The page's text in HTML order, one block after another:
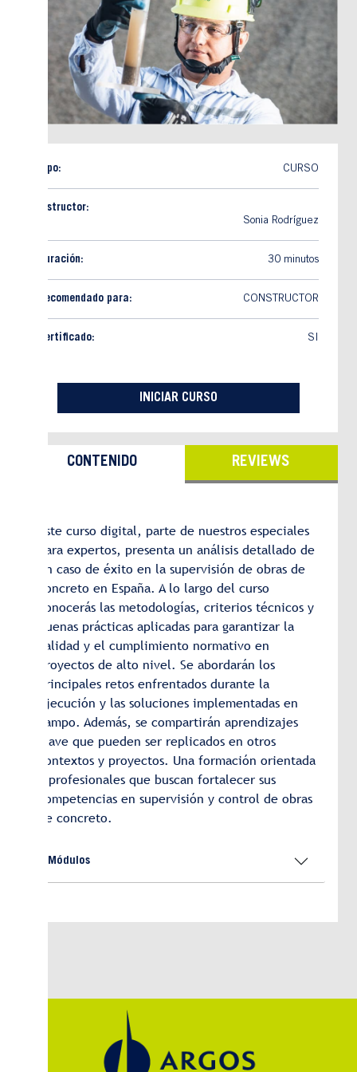
Tipo: CURSO
Instructor:
Sonia Rodríguez
Duración: 30 minutos
Recomendado para: CONSTRUCTOR
Certificado: SI
INICIAR CURSO
CONTENIDO REVIEWS
Este curso digital, parte de nuestros especiales
para expertos, presenta un análisis detallado de
un caso de éxito en la supervisión de obras de
concreto en España. A lo largo del curso
conocerás las metodologías, criterios técnicos y
buenas prácticas aplicadas para garantizar la
calidad y el cumplimiento normativo en
proyectos de alto nivel. Se abordarán los
principales retos enfrentados durante la
ejecución y las soluciones implementadas en
campo. Además, se compartirán aprendizajes
clave que pueden ser replicados en otros
contextos y proyectos. Una formación orientada
a profesionales que buscan fortalecer sus
competencias en supervisión y control de obras
de concreto.
Módulos